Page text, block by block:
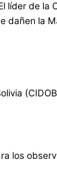
líder de la
dañen la
los